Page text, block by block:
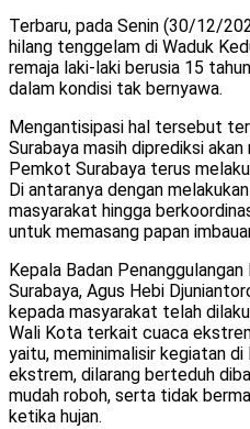
Terbaru, pada Senin (30/12/
hilang tenggelam di Waduk
remaja laki-laki berusia 15
dalam kondisi tak bernyawa.
Mengantisipasi hal tersebut
Surabaya masih diprediksi
Pemkot Surabaya terus
Di antaranya dengan
masyarakat hingga
untuk memasang papan
Kepala Badan
Surabaya, Agus Hebi
kepada masyarakat telah
Wali Kota terkait cuaca
yaitu, meminimalisir kegiatan
ekstrem, dilarang berteduh
mudah roboh, serta tidak
ketika hujan.